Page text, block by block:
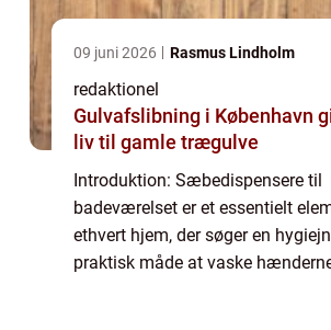
09 juni 2026 Rasmus Lindholm
redaktionel
Gulvafslibning i København
liv til gamle trægulve
Introduktion: Sæbedispensere til
badeværelset er et essentielt
ethvert hjem, der søger en
praktisk måde at vaske hænderne